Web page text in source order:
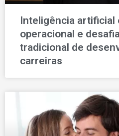
Inteligência artificial
operacional e
tradicional de
carreiras